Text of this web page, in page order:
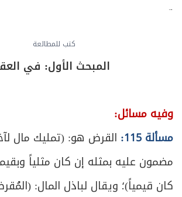
كتب للمطالعة
المبحث الأول: في
وفيه مسائل:
مسألة 115:
القرض هو: (تمليك مال
مضمون عليه بمثله إن كان مثلياً
كان قيمياً)؛ ويقال لباذل المال:
ص
المبحث الثاني: في وفاء الدين
ص
144 المبحث الرابع: في الفلس
ص 151 الباب الثاني: في ما يضمن به
157 الفصل الأول: في الرهن